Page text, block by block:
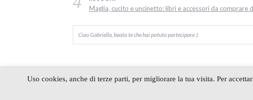
Maglia, cucito e uncinetto: libri e accessori da comprare
Ciao Gabriella, beata te che hai potuto partecipare :)
COPYRIGHT 2006-2023 ALESSIA SCRAP & CRAFT |
Uso cookies, anche di terze parti, per migliorare la tua visita. Per